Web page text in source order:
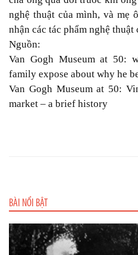
nghệ thuật của mình, và mẹ
nhận các tác phẩm nghệ thuật
Nguồn:
Van Gogh Museum at 50:
family expose about why he
Van Gogh Museum at 50:
market – a brief history
BÀI NỔI BẬT